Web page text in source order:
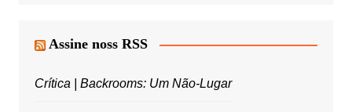
Assine noss RSS
Crítica | Backrooms: Um Não-Lugar